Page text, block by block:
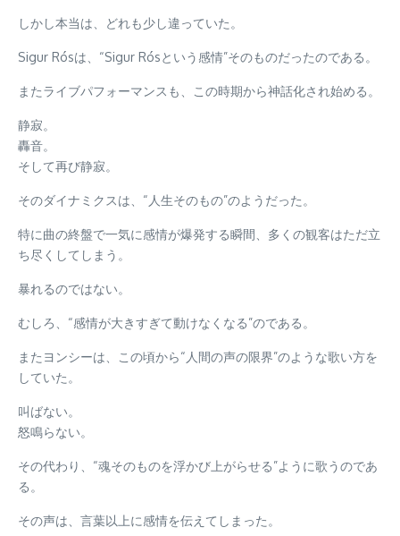
しかし本当は、どれも少し違っていた。
Sigur Rósは、“Sigur Rósという感情”そのものだったのである。
またライブパフォーマンスも、この時期から神話化され始める。
静寂。
轟音。
そして再び静寂。
そのダイナミクスは、“人生そのもの”のようだった。
特に曲の終盤で一気に感情が爆発する瞬間、多くの観客はただ立
ち尽くしてしまう。
暴れるのではない。
むしろ、“感情が大きすぎて動けなくなる”のである。
またヨンシーは、この頃から“人間の声の限界”のような歌い方を
していた。
叫ばない。
怒鳴らない。
その代わり、“魂そのものを浮かび上がらせる”ように歌うのであ
る。
その声は、言葉以上に感情を伝えてしまった。